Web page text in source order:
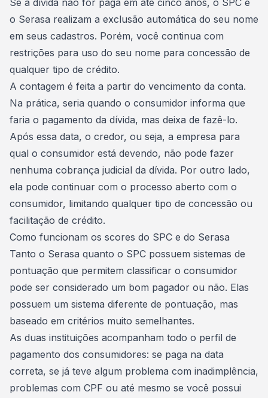
Se a dívida não for paga em até cinco anos, o SPC e
o Serasa realizam a exclusão automática do seu nome
em seus cadastros. Porém, você continua com
restrições para uso do seu nome para concessão de
qualquer tipo de crédito.
A contagem é feita a partir do vencimento da conta.
Na prática, seria quando o consumidor informa que
faria o pagamento da dívida, mas deixa de fazê-lo.
Após essa data, o credor, ou seja, a empresa para
qual o consumidor está devendo, não pode fazer
nenhuma cobrança judicial da dívida. Por outro lado,
ela pode continuar com o processo aberto com o
consumidor, limitando qualquer tipo de concessão ou
facilitação de crédito.
Como funcionam os scores do SPC e do Serasa
Tanto o Serasa quanto o SPC possuem sistemas de
pontuação que permitem classificar o consumidor
pode ser considerado um bom pagador ou não. Elas
possuem um sistema diferente de pontuação, mas
baseado em critérios muito semelhantes.
As duas instituições acompanham todo o perfil de
pagamento dos consumidores: se paga na data
correta, se já teve algum problema com inadimplência,
problemas com CPF ou até mesmo se você possui